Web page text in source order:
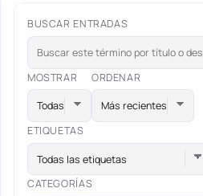
BUSCAR ENTRADAS
MOSTRAR ORDENAR
ETIQUETAS
Todas las etiquetas
CATEGORÍAS